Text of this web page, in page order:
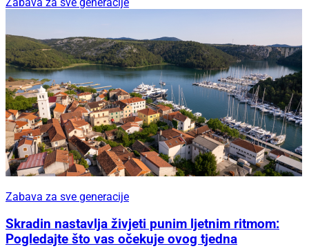
Zabava za sve generacije
Skradin nastavlja živjeti punim ljetnim ritmom:
Pogledajte što vas očekuje ovog tjedna